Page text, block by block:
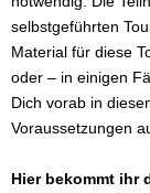
selbstgeführten
Material für diese
oder – in einigen
Dich vorab in
Voraussetzungen
Hier bekommt ihr